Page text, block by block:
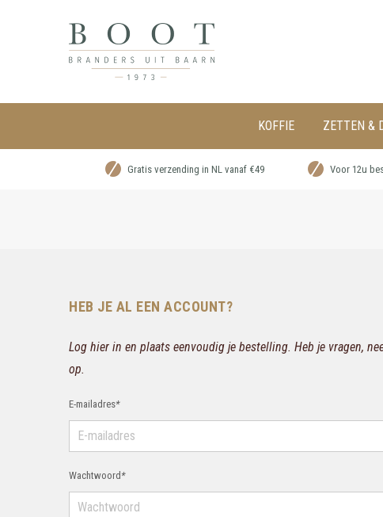
KOFFIE ZETTEN &
Gratis verzending in NL vanaf €49 Voor 12u
HEB JE AL EEN ACCOUNT?
Log hier in en plaats eenvoudig je bestelling. Heb je vragen,
op.
E-mailadres*
Wachtwoord *